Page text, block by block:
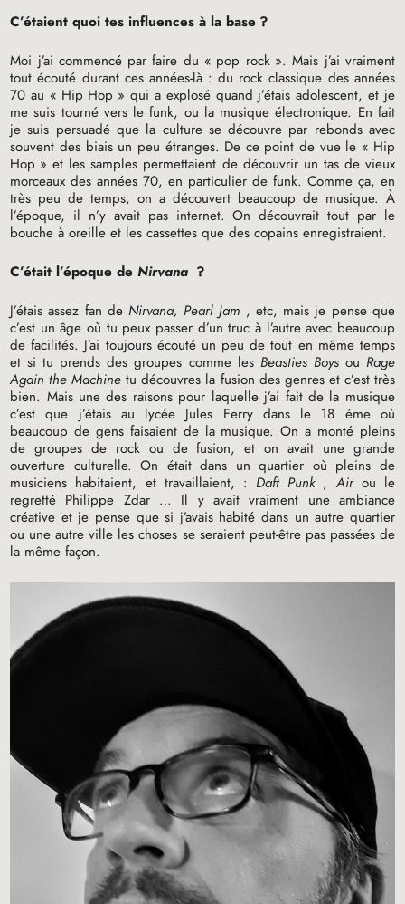
C’étaient quoi tes influences à la base ?
Moi j’ai commencé par faire du « pop rock ». Mais j’ai vraiment
tout écouté durant ces années-là : du rock classique des années
70 au « Hip Hop » qui a explosé quand j’étais adolescent, et je
me suis tourné vers le funk, ou la musique électronique. En fait
je suis persuadé que la culture se découvre par rebonds avec
souvent des biais un peu étranges. De ce point de vue le « Hip
Hop » et les samples permettaient de découvrir un tas de vieux
morceaux des années 70, en particulier de funk. Comme ça, en
très peu de temps, on a découvert beaucoup de musique. À
l’époque, il n’y avait pas internet. On découvrait tout par le
bouche à oreille et les cassettes que des copains enregistraient.
C’était l’époque deNirvana ?
J’étais assez fan deNirvana, Pearl Jam , etc, mais je pense que
c’est un âge où tu peux passer d’un truc à l’autre avec beaucoup
de facilités. J’ai toujours écouté un peu de tout en même temps
et si tu prends des groupes comme les Beasties Boys ou Rage
Again the Machinetu découvres la fusion des genres et c’est très
bien. Mais une des raisons pour laquelle j’ai fait de la musique
c’est que j’étais au lycée Jules Ferry dans le 18 éme où
beaucoup de gens faisaient de la musique. On a monté pleins
de groupes de rock ou de fusion, et on avait une grande
ouverture culturelle. On était dans un quartier où pleins de
musiciens habitaient, et travaillaient, : Daft Punk ,Air ou le
regretté Philippe Zdar … Il y avait vraiment une ambiance
créative et je pense que si j’avais habité dans un autre quartier
ou une autre ville les choses se seraient peut-être pas passées de
la même façon.